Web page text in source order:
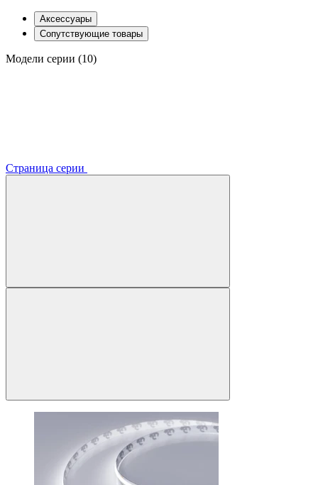
Аксессуары
Сопутствующие товары
Модели серии (10)
Страница серии